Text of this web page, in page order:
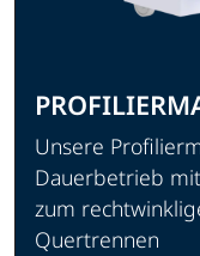
Unsere
Dauerbetrieb
zum
Quertrennen